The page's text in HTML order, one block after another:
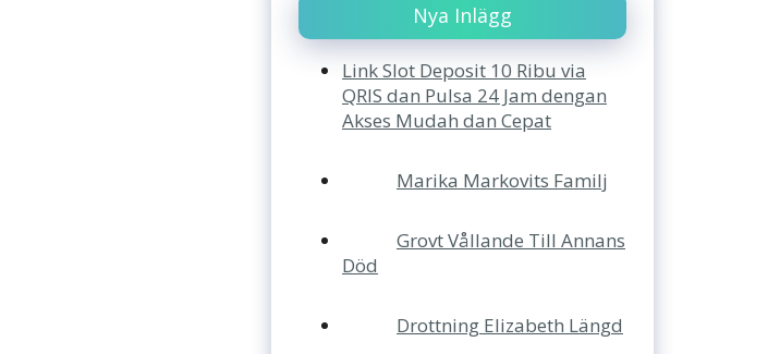
Nya Inlägg
Link Slot Deposit 10 Ribu via
QRIS dan Pulsa 24 Jam dengan
Akses Mudah dan Cepat
Marika Markovits Familj
Grovt Vållande Till Annans
Död
Drottning Elizabeth Längd